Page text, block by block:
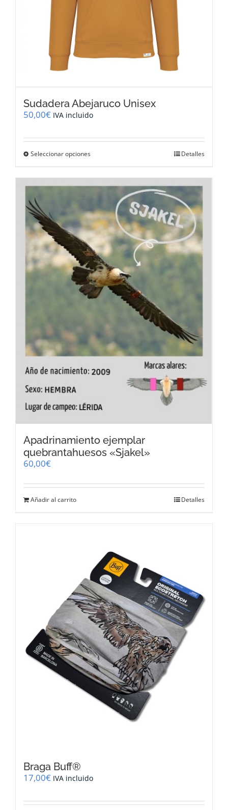
Sudadera Abejaruco Unisex
50,00€ IVA incluido
Seleccionar opciones
múltiples
variantes.
opciones
se
pueden
elegir
en
la
página
de
producto
Detalles
Apadrinamiento ejemplar
quebrantahuesos «Sjakel»
60,00€
Añadir al carrito Detalles
Braga Buff®
17,00€ IVA incluido